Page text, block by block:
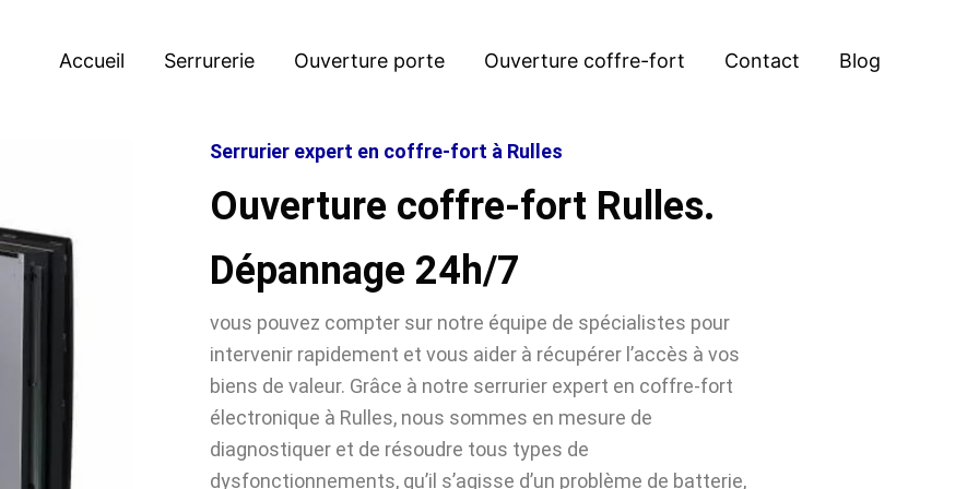
Accueil Serrurerie Ouverture porte Ouverture coffre-fort Contact Blog
Serrurier expert en coffre-fort à Rulles
Ouverture coffre-fort Rulles.
Dépannage 24h/7
vous pouvez compter sur notre équipe de spécialistes pour
intervenir rapidement et vous aider à récupérer l’accès à vos
biens de valeur. Grâce à notre serrurier expert en coffre-fort
électronique à Rulles, nous sommes en mesure de
diagnostiquer et de résoudre tous types de
dysfonctionnements, qu’il s’agisse d’un problème de batterie,